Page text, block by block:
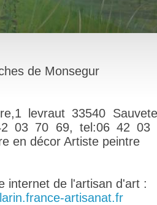
de Monsegur
levraut 33540
03 70 69, tel:06 42 03
en décor Artiste peintre
internet de l'artisan d'art :
artisanat.fr